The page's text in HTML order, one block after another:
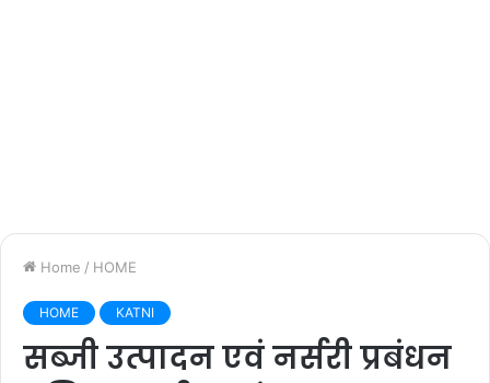
Home / HOME
HOME KATNI
सब्जी उत्पादन एवं नर्सरी प्रबंधन